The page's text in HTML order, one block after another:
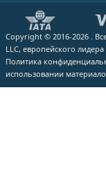
ВСЕ
Курумоч
ВСЕ АЭРОПОРТЫ
Москва -
Москва -
ВСЕ
Вакансии
Блог
Как купить билет
Copyright © 2016-2026 .
LLC, европейского
Политика
использовании